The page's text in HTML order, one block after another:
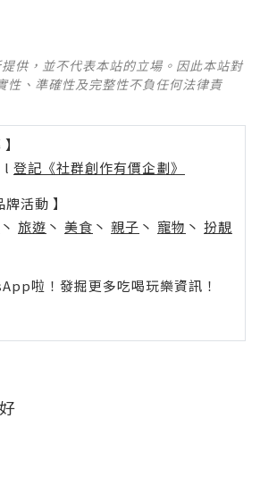
供，並不代表本站的立場。因此本站對
性、準確性及完整性不負任何法律責
l 登記《社群創作有價企劃》
活動 】
丶 旅遊 丶 美食 丶 親子 丶 寵物 丶 扮靚
啦！發掘更多吃喝玩樂資訊！